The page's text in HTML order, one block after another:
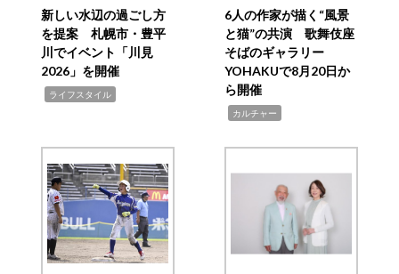
新しい水辺の過ごし方
を提案 札幌市・豊平
川でイベント「川見
2026」を開催
ライフスタイル
6人の作家が描く“風景
と猫”の共演 歌舞伎座
そばのギャラリー
YOHAKUで8月20日か
ら開催
カルチャー